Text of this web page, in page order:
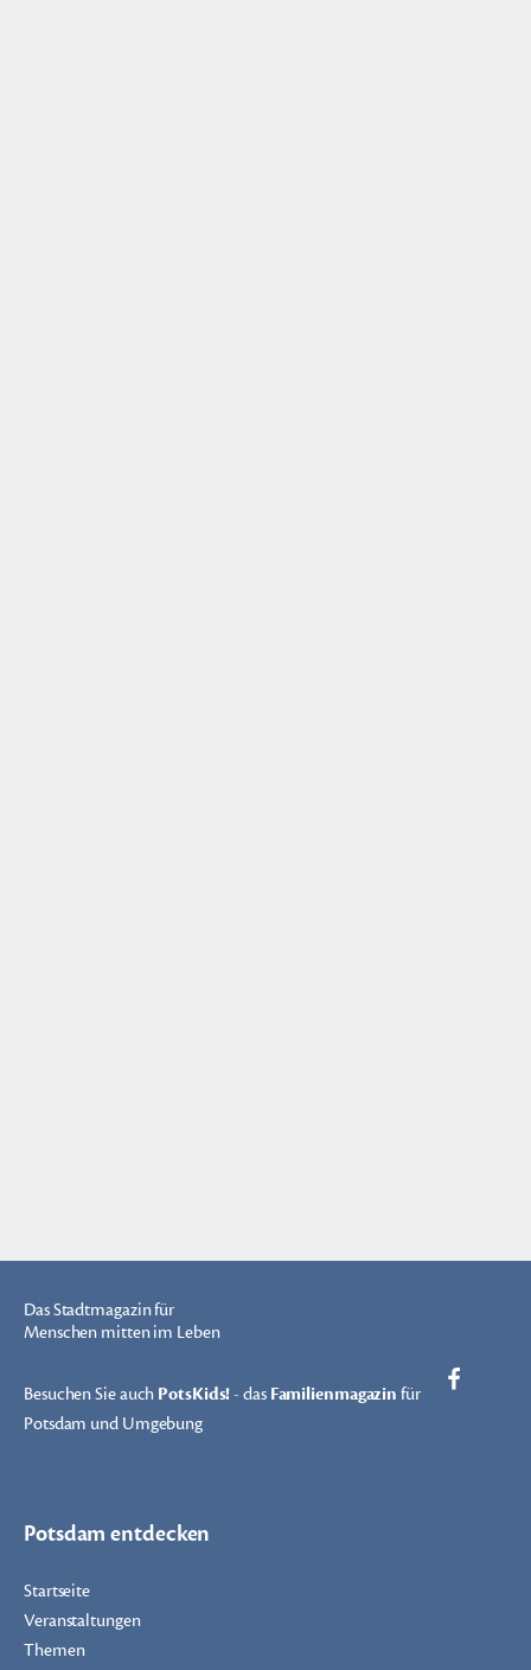
Das Stadtmagazin für
Menschen mitten im Leben
Besuchen Sie auch PotsKids!- das Familienmagazin für
Potsdam und Umgebung
Potsdam entdecken
Startseite
Veranstaltungen
Themen